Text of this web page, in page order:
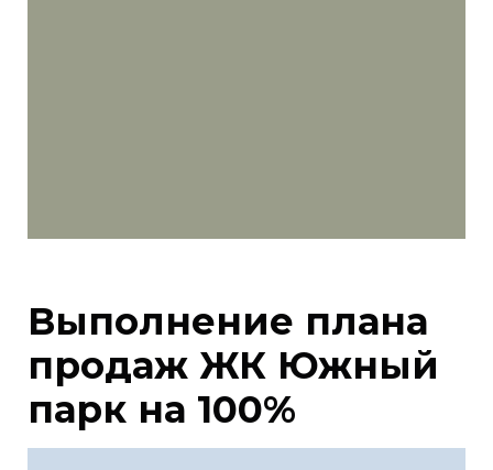
Выполнение плана
продаж ЖК Южный
парк на 100%